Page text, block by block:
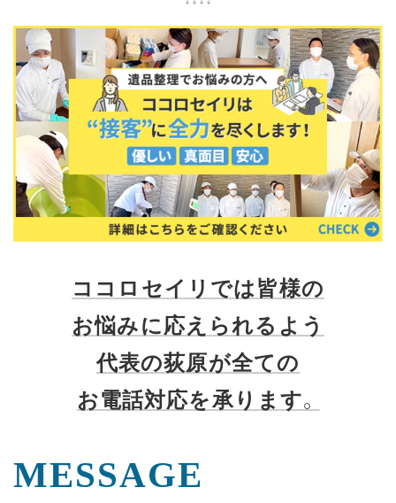
ココロセイリでは皆様の
お悩みに応えられるよう
代表の荻原が全ての
お電話対応を承ります。
MESSAGE